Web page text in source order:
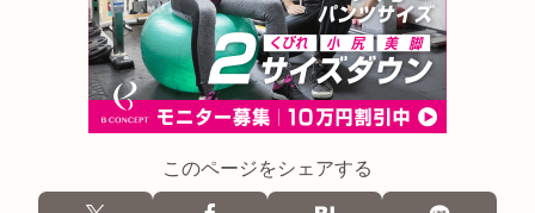
このページをシェアする